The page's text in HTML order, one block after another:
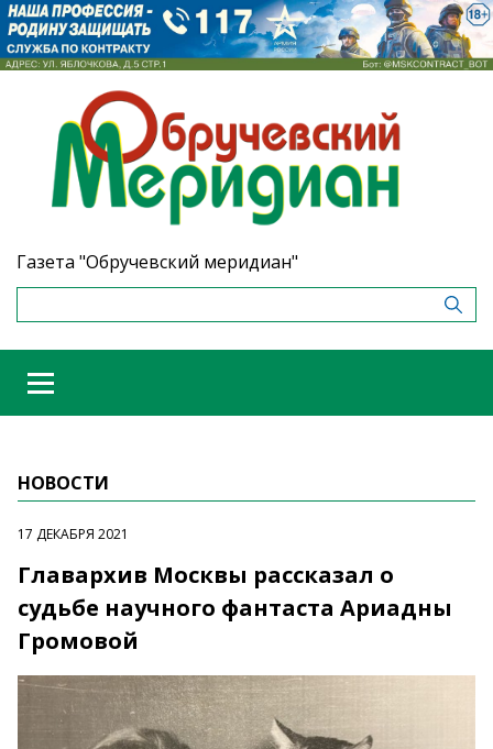
Газета "Обручевский меридиан"
НОВОСТИ
17 ДЕКАБРЯ 2021
Главархив Москвы рассказал о
судьбе научного фантаста Ариадны
Громовой